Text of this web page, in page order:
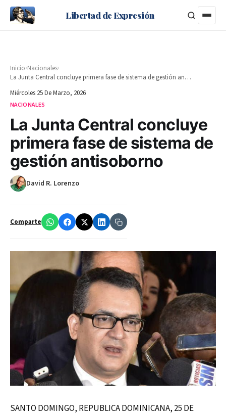
Libertad de Expresión
Inicio›Nacionales›
La Junta Central concluye primera fase de sistema de gestión antisoborno
Miércoles 25 De Marzo, 2026
NACIONALES
La Junta Central concluye
primera fase de sistema de
gestión antisoborno
David R. Lorenzo
Comparte
SANTO DOMINGO, REPUBLICA DOMINICANA, 25 DE